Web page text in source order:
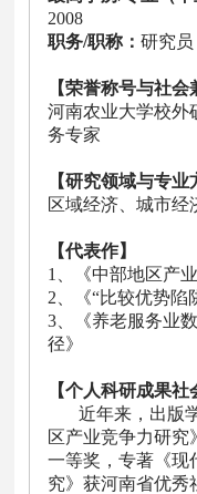
2008
职务/职称： 研究员
【荣誉称号与社会
河南农业大学校外
务专家
【研究领域与专业
区域经济、城市经
【代表作】
1、《中部地区产
2、《“比较优势陷
3、《养老服务业
径》
【个人科研成果社
近年来，出版
区产业竞争力研究
一等奖，专著《现
究》获河南省优秀